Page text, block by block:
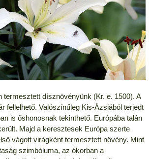
termesztett dísznövényünk (Kr. e. 1500). A
fellelhető. Valószínűleg Kis-Ázsiából terjedt
is őshonosnak tekinthető. Európába talán
Majd a keresztesek Európa szerte
vágott virágként termesztett növény. Mint
szimbóluma, az ókorban a